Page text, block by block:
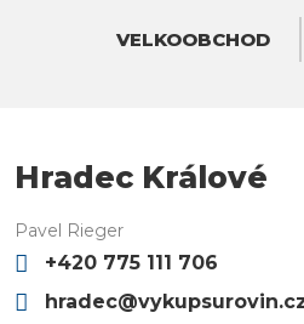
VELKOOBCHOD
Hradec Králové
Pavel Rieger
+420 775 111 706